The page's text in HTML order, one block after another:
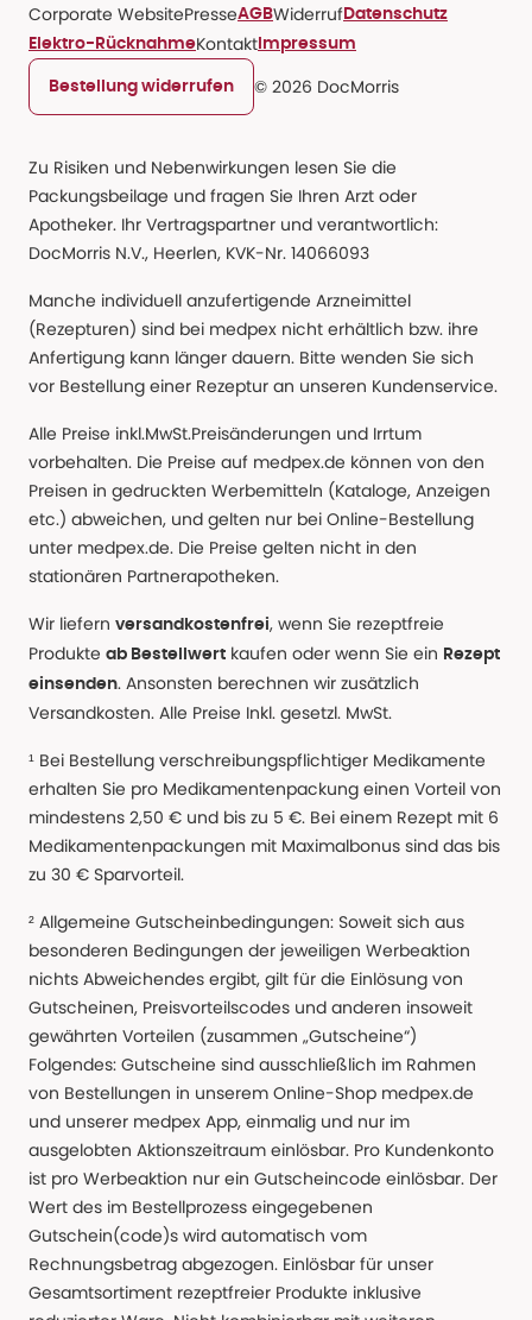
Corporate WebsitePresseAGBWiderruf Datenschutz
Elektro-RücknahmeKontakt Impressum
Bestellung widerrufen © 2026 DocMorris
Zu Risiken und Nebenwirkungen lesen Sie die
Packungsbeilage und fragen Sie Ihren Arzt oder
Apotheker. Ihr Vertragspartner und verantwortlich:
DocMorris N.V., Heerlen, KVK-Nr. 14066093
Manche individuell anzufertigende Arzneimittel
(Rezepturen) sind bei medpex nicht erhältlich bzw. ihre
Anfertigung kann länger dauern. Bitte wenden Sie sich
vor Bestellung einer Rezeptur an unseren Kundenservice.
Alle Preise inkl.MwSt.Preisänderungen und Irrtum
vorbehalten. Die Preise auf medpex.de können von den
Preisen in gedruckten Werbemitteln (Kataloge, Anzeigen
etc.) abweichen, und gelten nur bei Online-Bestellung
unter medpex.de. Die Preise gelten nicht in den
stationären Partnerapotheken.
Wir liefern versandkostenfrei, wenn Sie rezeptfreie
Produkte ab Bestellwert kaufen oder wenn Sie ein Rezept
einsenden. Ansonsten berechnen wir zusätzlich
Versandkosten. Alle Preise Inkl. gesetzl. MwSt.
¹ Bei Bestellung verschreibungspflichtiger Medikamente
erhalten Sie pro Medikamentenpackung einen Vorteil von
mindestens 2,50 € und bis zu 5 €. Bei einem Rezept mit 6
Medikamentenpackungen mit Maximalbonus sind das bis
zu 30 € Sparvorteil.
² Allgemeine Gutscheinbedingungen: Soweit sich aus
besonderen Bedingungen der jeweiligen Werbeaktion
nichts Abweichendes ergibt, gilt für die Einlösung von
Gutscheinen, Preisvorteilscodes und anderen insoweit
gewährten Vorteilen (zusammen „Gutscheine“)
Folgendes: Gutscheine sind ausschließlich im Rahmen
von Bestellungen in unserem Online-Shop medpex.de
und unserer medpex App, einmalig und nur im
ausgelobten Aktionszeitraum einlösbar. Pro Kundenkonto
ist pro Werbeaktion nur ein Gutscheincode einlösbar. Der
Wert des im Bestellprozess eingegebenen
Gutschein(code)s wird automatisch vom
Rechnungsbetrag abgezogen. Einlösbar für unser
Gesamtsortiment rezeptfreier Produkte inklusive